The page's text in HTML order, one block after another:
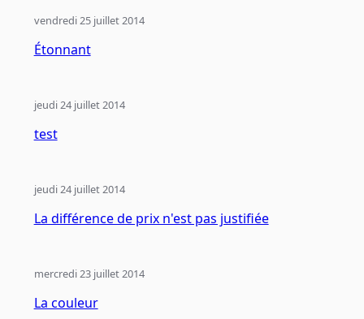
Étonnant
vendredi 25 juillet 2014
test
jeudi 24 juillet 2014
La différence de prix n'est pas justifiée
jeudi 24 juillet 2014
La couleur
mercredi 23 juillet 2014